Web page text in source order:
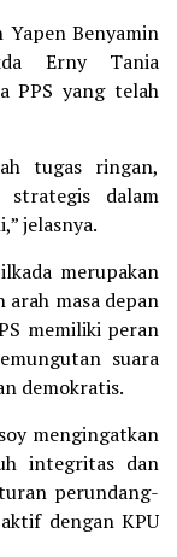
Yapen Benyamin
Erny Tania
PPS yang telah
tugas ringan,
strategis dalam
jelasnya.
merupakan
masa depan
memiliki peran
suara
demokratis.
mengingatkan
integritas dan
perundang-
dengan KPU